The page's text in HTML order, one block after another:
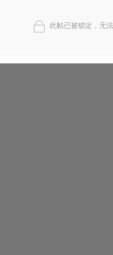
此帖已被锁定，无